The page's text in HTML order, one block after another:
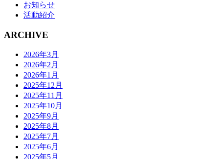
お知らせ
活動紹介
ARCHIVE
2026年3月
2026年2月
2026年1月
2025年12月
2025年11月
2025年10月
2025年9月
2025年8月
2025年7月
2025年6月
2025年5月